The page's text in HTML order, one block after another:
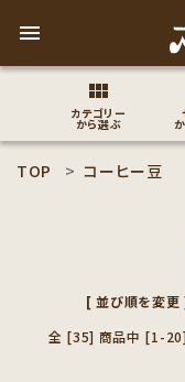
menu
カテゴリー
から選ぶ
ログイン
TOP コーヒー豆
[ 並び順を変更
全 [35] 商品中 [1-20]